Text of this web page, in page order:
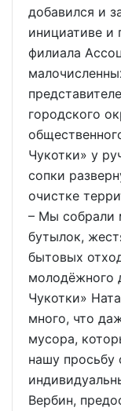
добавился и
инициативе и
филиала
городского
Чукотки» у
сопки
очистке
– Мы собрали
бутылок,
бытовых
молодёжного
Чукотки»
много, что
мусора,
нашу просьбу
Вербин,